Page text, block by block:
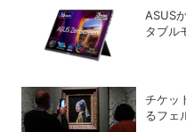
ASUS
タブル
チケッ
るフェ